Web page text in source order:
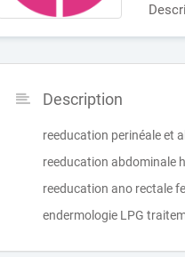
Description
reeducation perinéale et
reeducation abdominale
reeducation ano rectale
endermologie LPG